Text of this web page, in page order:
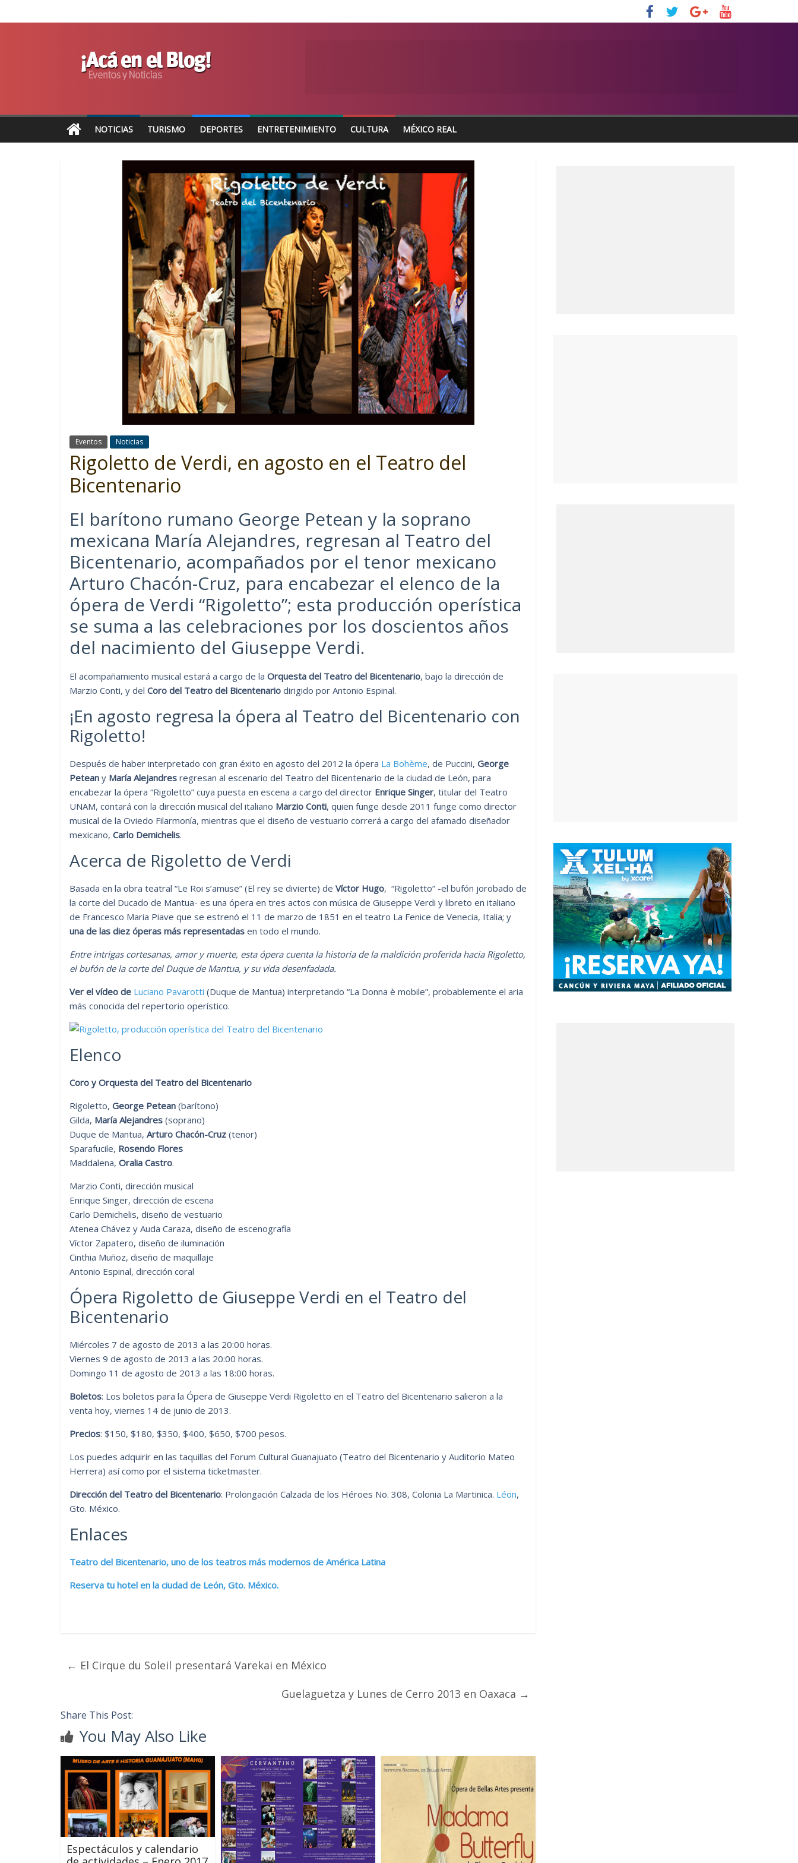
NOTICIAS TURISMO DEPORTES ENTRETENIMIENTO CULTURA MÉXICO REAL
Eventos Noticias
Rigoletto de Verdi, en agosto en el Teatro del
Bicentenario
El barítono rumano George Petean y la soprano
mexicana María Alejandres, regresan al Teatro del
Bicentenario, acompañados por el tenor mexicano
Arturo Chacón-Cruz, para encabezar el elenco de la
ópera de Verdi “Rigoletto”; esta producción operística
se suma a las celebraciones por los doscientos años
del nacimiento del Giuseppe Verdi.
El acompañamiento musical estará a cargo de la Orquesta del Teatro del Bicentenario, bajo la dirección de
Marzio Conti, y del Coro del Teatro del Bicentenario dirigido por Antonio Espinal.
¡En agosto regresa la ópera al Teatro del Bicentenario con
Rigoletto!
Después de haber interpretado con gran éxito en agosto del 2012 la ópera La Bohème, de Puccini, George
Petean y María Alejandres regresan al escenario del Teatro del Bicentenario de la ciudad de León, para
encabezar la ópera “Rigoletto” cuya puesta en escena a cargo del director Enrique Singer, titular del Teatro
UNAM, contará con la dirección musical del italiano Marzio Conti, quien funge desde 2011 funge como director
musical de la Oviedo Filarmonía, mientras que el diseño de vestuario correrá a cargo del afamado diseñador
mexicano, Carlo Demichelis.
Acerca de Rigoletto de Verdi
Basada en la obra teatral “Le Roi s’amuse” (El rey se divierte) de Víctor Hugo, “Rigoletto” -el bufón jorobado de
la corte del Ducado de Mantua- es una ópera en tres actos con música de Giuseppe Verdi y libreto en italiano
de Francesco Maria Piave que se estrenó el 11 de marzo de 1851 en el teatro La Fenice de Venecia, Italia; y
una de las diez óperas más representadas en todo el mundo.
Entre intrigas cortesanas, amor y muerte, esta ópera cuenta la historia de la maldición proferida hacia Rigoletto,
el bufón de la corte del Duque de Mantua, y su vida desenfadada.
Ver el vídeo de Luciano Pavarotti (Duque de Mantua) interpretando “La Donna è mobile”, probablemente el aria
más conocida del repertorio operístico.
Elenco
Coro y Orquesta del Teatro del Bicentenario
Rigoletto, George Petean (barítono)
Gilda, María Alejandres (soprano)
Duque de Mantua, Arturo Chacón-Cruz (tenor)
Sparafucile, Rosendo Flores
Maddalena, Oralia Castro.
Marzio Conti, dirección musical
Enrique Singer, dirección de escena
Carlo Demichelis, diseño de vestuario
Atenea Chávez y Auda Caraza, diseño de escenografía
Víctor Zapatero, diseño de iluminación
Cinthia Muñoz, diseño de maquillaje
Antonio Espinal, dirección coral
Ópera Rigoletto de Giuseppe Verdi en el Teatro del
Bicentenario
Miércoles 7 de agosto de 2013 a las 20:00 horas.
Viernes 9 de agosto de 2013 a las 20:00 horas.
Domingo 11 de agosto de 2013 a las 18:00 horas.
Boletos: Los boletos para la Ópera de Giuseppe Verdi Rigoletto en el Teatro del Bicentenario salieron a la
venta hoy, viernes 14 de junio de 2013.
Precios: $150, $180, $350, $400, $650, $700 pesos.
Los puedes adquirir en las taquillas del Forum Cultural Guanajuato (Teatro del Bicentenario y Auditorio Mateo
Herrera) así como por el sistema ticketmaster.
Dirección del Teatro del Bicentenario: Prolongación Calzada de los Héroes No. 308, Colonia La Martinica. Léon,
Gto. México.
Enlaces
Teatro del Bicentenario, uno de los teatros más modernos de América Latina
Reserva tu hotel en la ciudad de León, Gto. México.
← El Cirque du Soleil presentará Varekai en México
Guelaguetza y Lunes de Cerro 2013 en Oaxaca →
Share This Post:
You May Also Like
Espectáculos y calendario